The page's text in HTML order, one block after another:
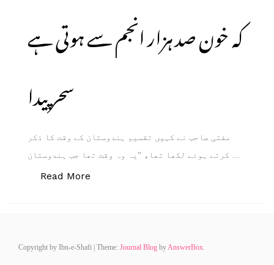
کہ خون صد ہزار انجم سے ہوتی ہے
سحر پیدا
مفتی صاحب نے کہیں تقسیم ہندوستان کے وقت کا ذکر
کرتے ہوئے لکھا تھا، “یہ وہ وقت تھا جب ہندوستان …
Read More
Copyright by Ibn-e-Shafi Theme: Journal Blog byAnswerBox.